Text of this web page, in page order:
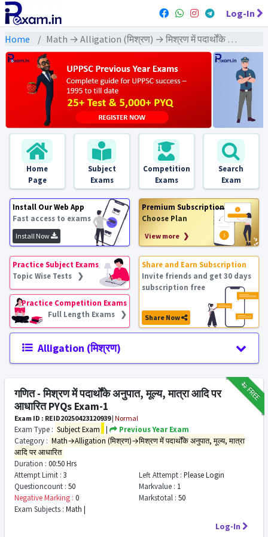
Log-In
Home Math → Alligation (मिश्रण) → मिश्रण में पदार्थोंके अनुपात, मूल्य, मात्रा आदि पर आधारित
Home
Page
Subject
Exams
Competition
Exams
Search
Exam
Install Our Web App
Fast access to exams
Install Now
Premium Subscription
Choose Plan
View more ❯
Practice Subject Exams
Topic Wise Tests ❯
Practice Competition Exams
Full Length Exams ❯
Share and Earn Subscription
Invite friends and get 30 days
subscription free
Share Now
Alligation (मिश्रण)
₹12FREE
गणित - मिश्रण में पदार्थोंके अनुपात, मूल्य, मात्रा आदि पर
आधारित PYQs Exam-1
Exam ID : REID20250423120939| Normal
Exam Type : Subject Exam |
Previous Year Exam
Category : Math→Alligation (मिश्रण)→मिश्रण में पदार्थोंके अनुपात, मूल्य, मात्रा
आदि पर आधारित
Duration : 00:50 Hrs
Attempt Limit : 3 Left Attempt : Please Login
Questioncount : 50 Markvalue : 1
Negative Marking : 0 Markstotal : 50
Exam Subjects : Math |
Log-In